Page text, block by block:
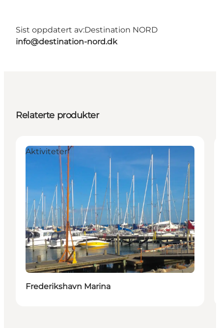
Sist oppdatert av:Destination NORD
info@destination-nord.dk
Relaterte produkter
Aktiviteter
Frederikshavn Marina